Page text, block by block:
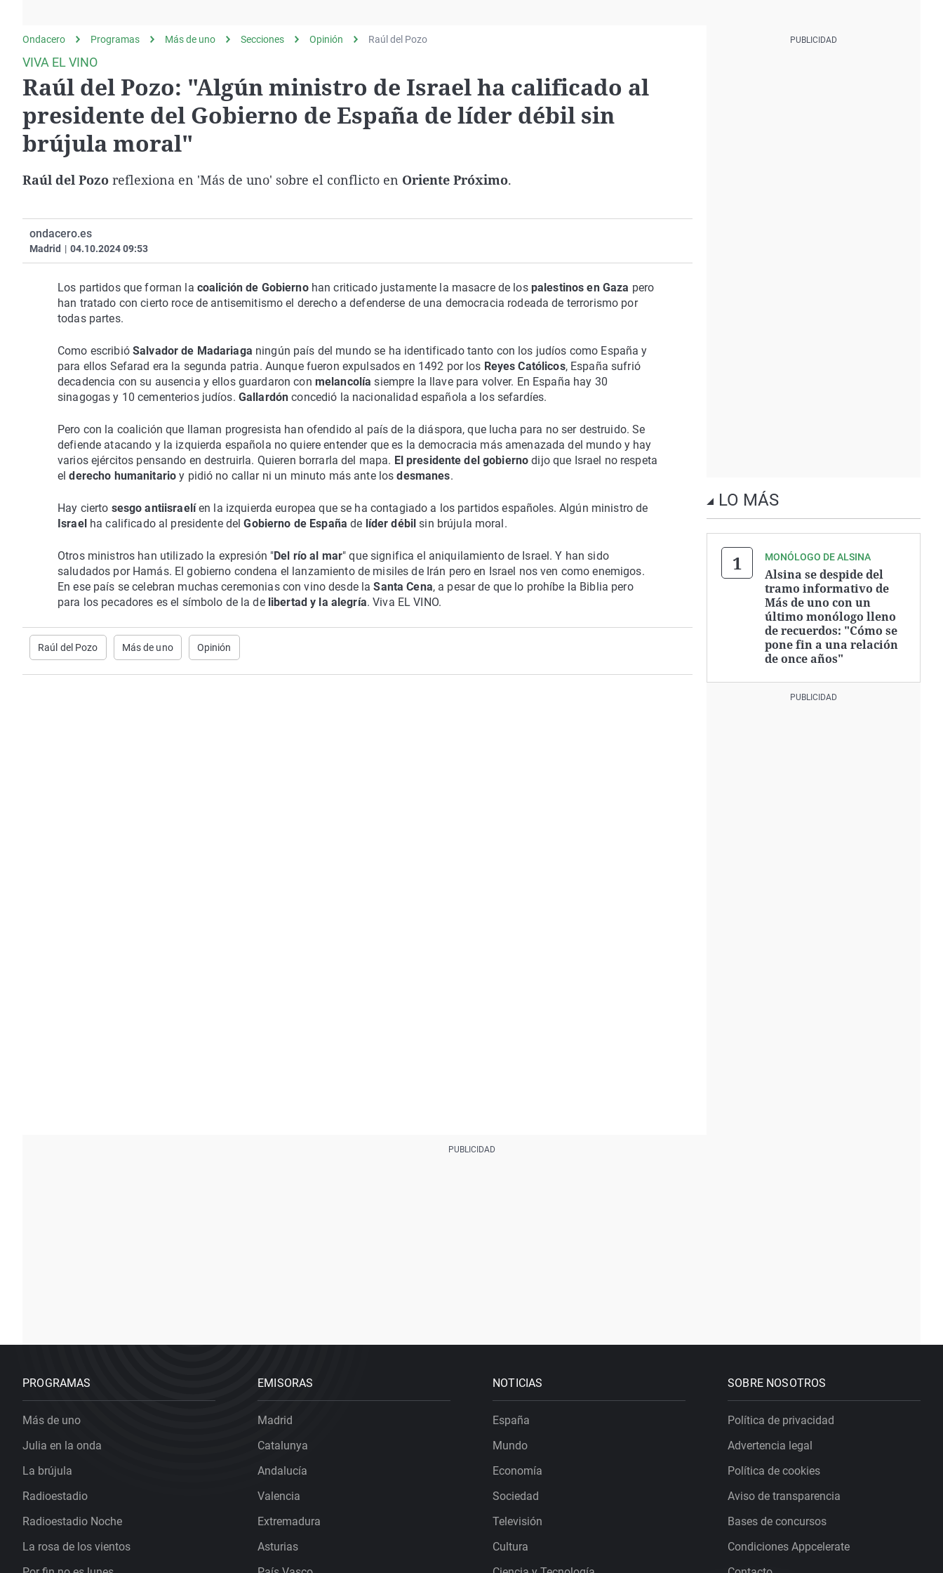
Operación Viuda
Negra
Navarra
Ondacero Programas Más de uno Secciones Opinión Raúl del Pozo
VIVA EL VINO
Raúl del Pozo: "Algún ministro de Israel ha calificado al
presidente del Gobierno de España de líder débil sin
brújula moral"
Raúl del Pozo reflexiona en 'Más de uno' sobre el conflicto en Oriente Próximo.
ondacero.es
Madrid | 04.10.2024 09:53
Los partidos que forman la coalición de Gobiernohan criticado justamente la masacre de los palestinos en Gaza pero
han tratado con cierto roce de antisemitismo el derecho a defenderse de una democracia rodeada de terrorismo por
todas partes.
Como escribió Salvador de Madariaga ningún país del mundo se ha identificado tanto con los judíos como España y
para ellos Sefarad era la segunda patria. Aunque fueron expulsados en 1492 por los Reyes Católicos, España sufrió
decadencia con su ausencia y ellos guardaron con melancolía siempre la llave para volver. En España hay 30
sinagogas y 10 cementerios judíos. Gallardón concedió la nacionalidad española a los sefardíes.
Pero con la coalición que llaman progresista han ofendido al país de la diáspora, que lucha para no ser destruido. Se
defiende atacando y la izquierda española no quiere entender que es la democracia más amenazada del mundo y hay
varios ejércitos pensando en destruirla. Quieren borrarla del mapa. El presidente del gobiernodijo que Israel no respeta
elderecho humanitario y pidió no callar ni un minuto más ante losdesmanes.
Hay cierto sesgo antiisraelíen la izquierda europea que se ha contagiado a los partidos españoles. Algún ministro de
Israelha calificado al presidente delGobierno de España de líder débil sin brújula moral.
Otros ministros han utilizado la expresión "Del río al mar" que significa el aniquilamiento de Israel. Y han sido
saludados por Hamás. El gobierno condena el lanzamiento de misiles de Irán pero en Israel nos ven como enemigos.
En ese país se celebran muchas ceremonias con vino desde laSanta Cena, a pesar de que lo prohíbe la Biblia pero
para los pecadores es el símbolo de la de libertad y la alegría. Viva EL VINO.
Raúl del Pozo Más de uno Opinión
LO MÁS
MONÓLOGO DE ALSINA
Alsina se despide del
tramo informativo de
Más de uno con un
último monólogo lleno
de recuerdos: "Cómo se
pone fin a una relación
de once años"
PROGRAMAS
Más de uno
Julia en la onda
La brújula
Radioestadio
Radioestadio Noche
La rosa de los vientos
EMISORAS
Madrid
Catalunya
Andalucía
Valencia
Extremadura
Asturias
NOTICIAS
España
Mundo
Economía
Sociedad
Televisión
Cultura
SOBRE NOSOTROS
Política de privacidad
Advertencia legal
Política de cookies
Aviso de transparencia
Bases de concursos
Condiciones Appcelerate